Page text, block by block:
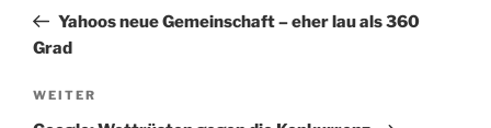
Beitrag
Yahoos neue Gemeinschaft – eher lau als 360
Grad
Nächster
Beitrag
WEITER